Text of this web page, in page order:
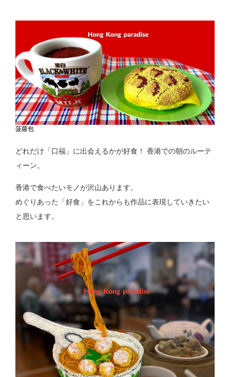
菠蘿包
どれだけ「口福」に出会えるかが好食！ 香港での朝のルーテ
ィーン。
香港で食べたいモノが沢山あります。
めぐりあった「好食」をこれからも作品に表現していきたい
と思います。